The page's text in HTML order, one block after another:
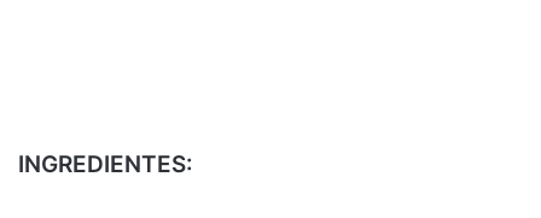
INGREDIENTES: